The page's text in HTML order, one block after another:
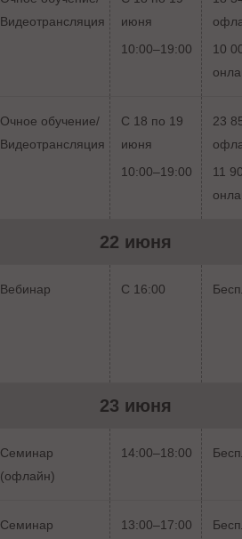
Видеотрансляция
июня
10:00–19:00
10
Очное обучение/
Видеотрансляция
С 18 по 19
июня
10:00–19:00
23
11
22 июня
Вебинар С 16:00
23 июня
Семинар
(офлайн)
14:00–18:00
Семинар
13:00–17:00